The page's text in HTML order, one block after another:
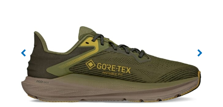
Previous Next